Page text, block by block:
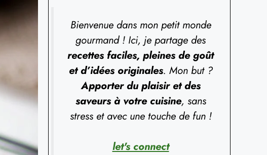
Bienvenue dans mon petit monde
gourmand ! Ici, je partage des
recettes faciles, pleines de goût
et d’idées originales. Mon but ?
Apporter du plaisir et des
saveurs à votre cuisine, sans
stress et avec une touche de fun !
let's connect